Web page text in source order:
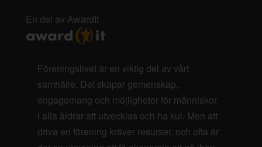
En del av AwardIt
Föreningslivet är en viktig del av vårt
samhälle. Det skapar gemenskap,
engagemang och möjligheter för människor
i alla åldrar att utvecklas och ha kul. Men att
driva en förening kräver resurser, och ofta är